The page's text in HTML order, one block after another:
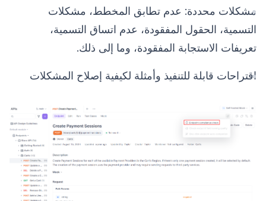
مشكلات محددة: عدم تطابق المخطط، مشكلات
التسمية، الحقول المفقودة، عدم اتساق التسمية،
تعريفات الاستجابة المفقودة، وما إلى ذلك.
اقتراحات قابلة للتنفيذ وأمثلة لكيفية إصلاح المشكلات